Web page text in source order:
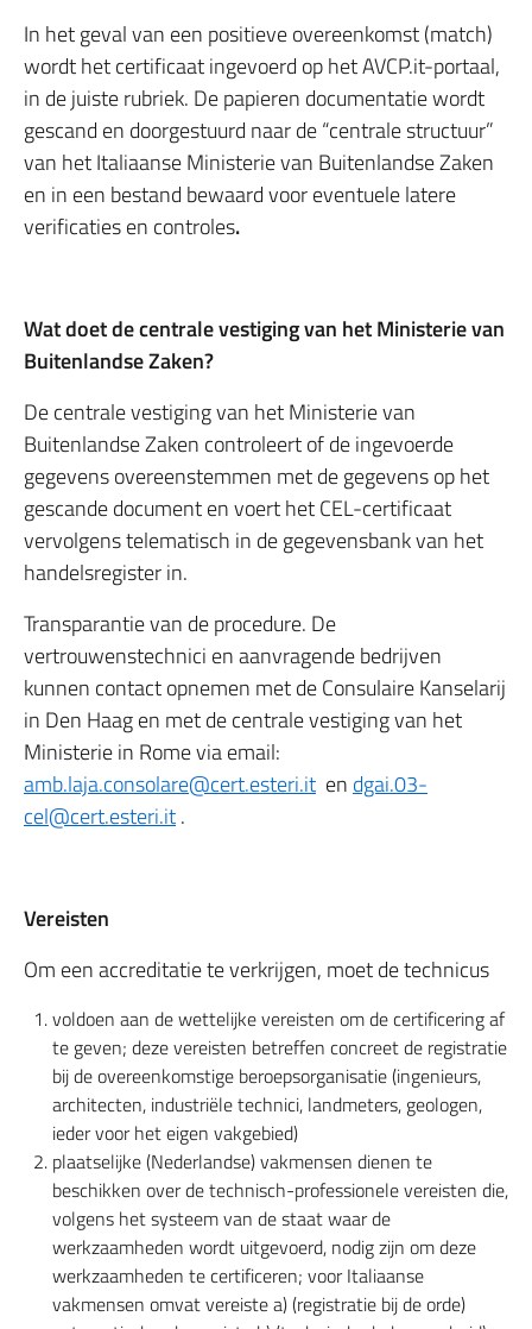
In het geval van een positieve overeenkomst (match)
wordt het certificaat ingevoerd op het AVCP.it-portaal,
in de juiste rubriek. De papieren documentatie wordt
gescand en doorgestuurd naar de “centrale structuur”
van het Italiaanse Ministerie van Buitenlandse Zaken
en in een bestand bewaard voor eventuele latere
verificaties en controles.
Wat doet de centrale vestiging van het Ministerie van
Buitenlandse Zaken?
De centrale vestiging van het Ministerie van
Buitenlandse Zaken controleert of de ingevoerde
gegevens overeenstemmen met de gegevens op het
gescande document en voert het CEL-certificaat
vervolgens telematisch in de gegevensbank van het
handelsregister in.
Transparantie van de procedure. De
vertrouwenstechnici en aanvragende bedrijven
kunnen contact opnemen met de Consulaire Kanselarij
in Den Haag en met de centrale vestiging van het
Ministerie in Rome via email:
amb.laja.consolare@cert.esteri.it en dgai.03-
cel@cert.esteri.it.
Vereisten
Om een accreditatie te verkrijgen, moet de technicus
voldoen aan de wettelijke vereisten om de certificering af
te geven; deze vereisten betreffen concreet de registratie
bij de overeenkomstige beroepsorganisatie (ingenieurs,
architecten, industriële technici, landmeters, geologen,
ieder voor het eigen vakgebied)
plaatselijke (Nederlandse) vakmensen dienen te
beschikken over de technisch-professionele vereisten die,
volgens het systeem van de staat waar de
werkzaamheden wordt uitgevoerd, nodig zijn om deze
werkzaamheden te certificeren; voor Italiaanse
vakmensen omvat vereiste a) (registratie bij de orde)